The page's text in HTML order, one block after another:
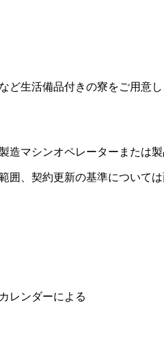
ど生活備品付きの寮をご用意し
造マシンオペレーターまたは
囲、契約更新の基準について
レンダーによる